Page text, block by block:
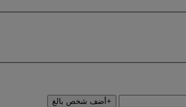
+أضف شخص بالغ